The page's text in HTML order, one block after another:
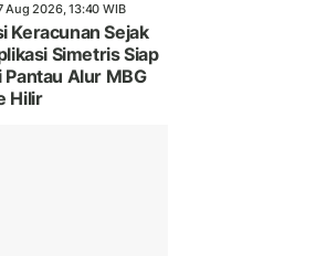
Aug 2026, 13:40 WIB
Keracunan Sejak
Simetris Siap
Pantau Alur MBG
Hilir